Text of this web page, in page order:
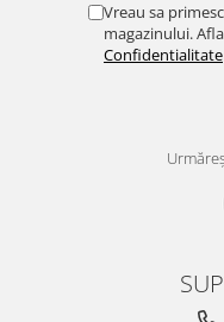
Vreau sa
magazinului.
Confidentialitate